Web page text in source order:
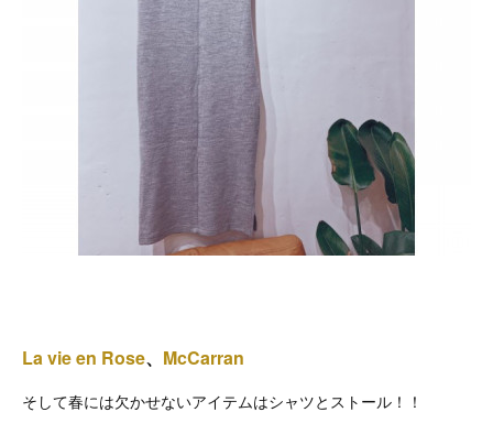
La vie en Rose、 McCarran
そして春には欠かせないアイテムはシャツとストール！！